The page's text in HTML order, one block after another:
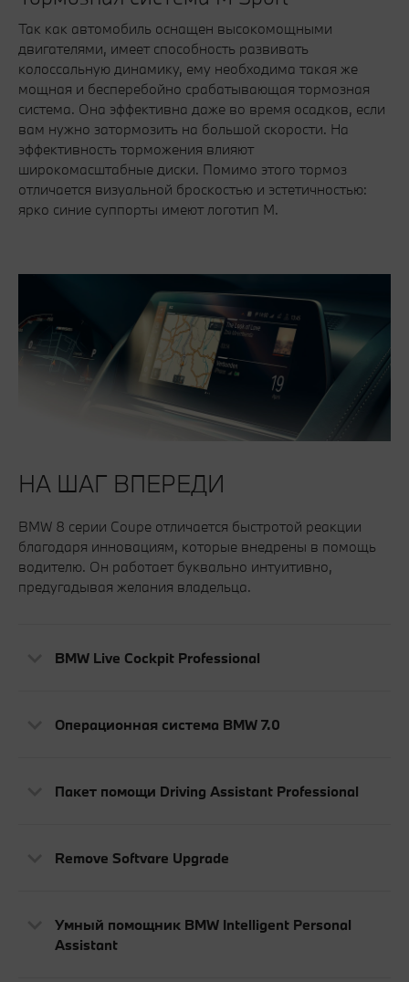
Так как автомобиль оснащен высокомощными
двигателями, имеет способность развивать
колоссальную динамику, ему необходима такая же
мощная и бесперебойно срабатывающая тормозная
система. Она эффективна даже во время осадков, если
вам нужно затормозить на большой скорости. На
эффективность торможения влияют
широкомасштабные диски. Помимо этого тормоз
отличается визуальной броскостью и эстетичностью:
ярко синие суппорты имеют логотип М.
НА ШАГ ВПЕРЕДИ
BMW 8 серии Coupe отличается быстротой реакции
благодаря инновациям, которые внедрены в помощь
водителю. Он работает буквально интуитивно,
предугадывая желания владельца.
BMW Live Cockpit Professional
Операционная система BMW 7.0
Пакет помощи Driving Assistant Professional
Remove Softvare Upgrade
Умный помощник BMW Intelligent Personal
Assistant